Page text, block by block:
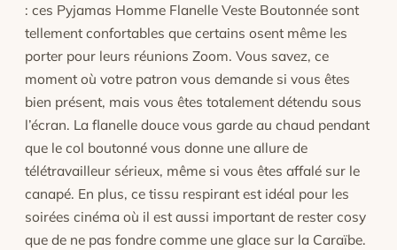
: ces Pyjamas Homme Flanelle Veste Boutonnée sont
tellement confortables que certains osent même les
porter pour leurs réunions Zoom. Vous savez, ce
moment où votre patron vous demande si vous êtes
bien présent, mais vous êtes totalement détendu sous
l’écran. La flanelle douce vous garde au chaud pendant
que le col boutonné vous donne une allure de
télétravailleur sérieux, même si vous êtes affalé sur le
canapé. En plus, ce tissu respirant est idéal pour les
soirées cinéma où il est aussi important de rester cosy
que de ne pas fondre comme une glace sur la Caraïbe.